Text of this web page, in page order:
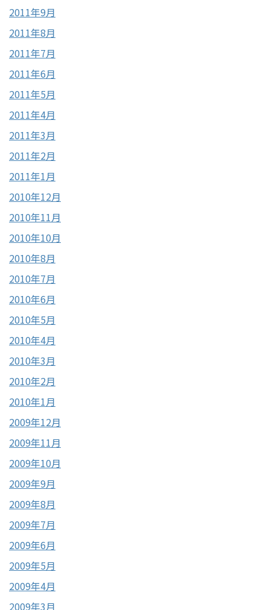
2011年9月
2011年8月
2011年7月
2011年6月
2011年5月
2011年4月
2011年3月
2011年2月
2011年1月
2010年12月
2010年11月
2010年10月
2010年8月
2010年7月
2010年6月
2010年5月
2010年4月
2010年3月
2010年2月
2010年1月
2009年12月
2009年11月
2009年10月
2009年9月
2009年8月
2009年7月
2009年6月
2009年5月
2009年4月
2009年3月